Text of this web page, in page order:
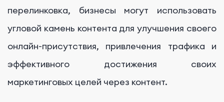
перелинковка, бизнесы могут использовать
угловой камень контента для улучшения своего
онлайн-присутствия, привлечения трафика и
эффективного достижения своих
маркетинговых целей через контент.